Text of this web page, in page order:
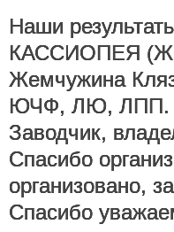
Наши
КАССИОПЕЯ
Жемчужина
ЮЧФ, ЛЮ, ЛПП.
Заводчик,
Спасибо
организовано,
Спасибо